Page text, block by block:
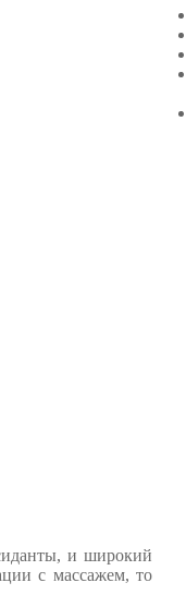
и широкий
с массажем, то